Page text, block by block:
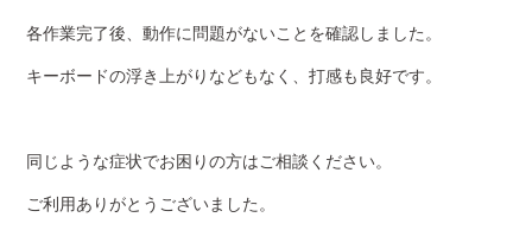
各作業完了後、動作に問題がないことを確認しました。
キーボードの浮き上がりなどもなく、打感も良好です。
同じような症状でお困りの方はご相談ください。
ご利用ありがとうございました。